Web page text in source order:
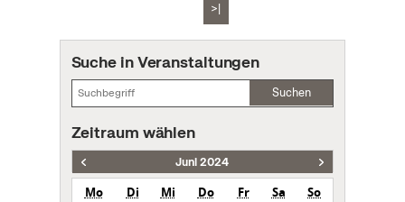
>|
Suche in Veranstaltungen
Suchen
Zeitraum wählen
Juni 2024
Mo Di Mi Do Fr Sa
So